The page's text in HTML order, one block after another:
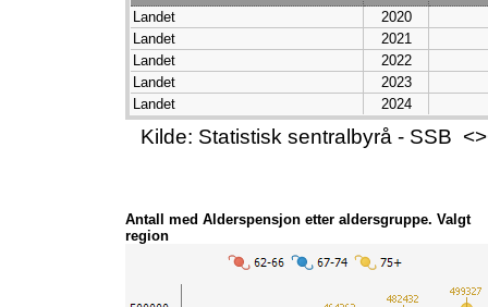
Landet
2020
Landet
2021
Landet
2022
Landet
2023
Landet
2024
Kilde: Statistisk sentralbyrå - SSB
Antall med Alderspensjon etter aldersgruppe. Valgt
region